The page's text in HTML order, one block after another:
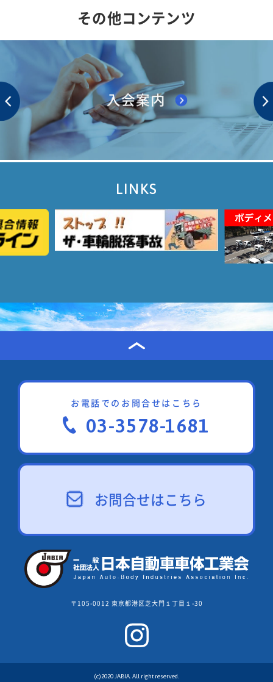
その他コンテンツ
LINKS
お電話でのお問合せはこちら
03-3578-1681
お問合せはこちら
〒105-0012 東京都港区芝大門１丁目１-30
(c)2020 JABIA. All right reserved.